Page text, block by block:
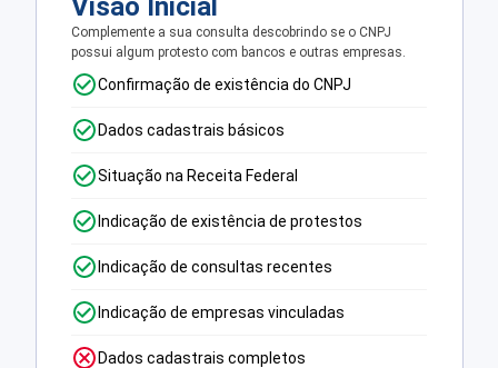
Visão Inicial
Complemente a sua consulta descobrindo se o CNPJ
possui algum protesto com bancos e outras empresas.
Confirmação de existência do CNPJ
Dados cadastrais básicos
Situação na Receita Federal
Indicação de existência de protestos
Indicação de consultas recentes
Indicação de empresas vinculadas
Dados cadastrais completos